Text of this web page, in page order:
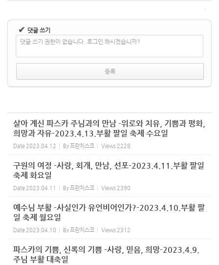
✔ 댓글 쓰기
댓글 쓰기 권한이 없습니다. 로그인 하시겠습니까?
살아 계신 파스카 주님과의 만남 -위로와 치유, 기쁨과 평화,
희망과 자유-2023.4.13.부활 팔일 축제 수요일
Date 2023.04.12 By프란치스코 Views 2228
구원의 여정 -사랑, 회개, 만남, 선포-2023.4.11.부활 팔일
축제 화요일
Date 2023.04.11 By프란치스코 Views 2390
예수님 부활 -사실인가 유언비어인가?-2023.4.10.부활 팔
일 축제 월요일
Date 2023.04.10 By프란치스코 Views 2312
파스카의 기쁨, 신록의 기쁨 -사랑, 믿음, 희망-2023.4.9.
주님 부활 대축일